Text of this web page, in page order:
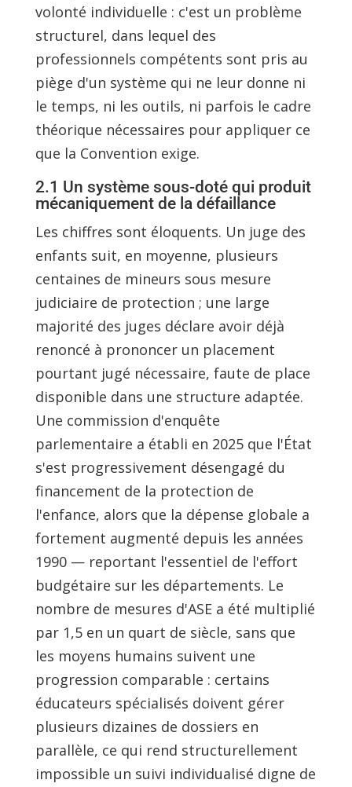
volonté individuelle : c'est un problème
structurel, dans lequel des
professionnels compétents sont pris au
piège d'un système qui ne leur donne ni
le temps, ni les outils, ni parfois le cadre
théorique nécessaires pour appliquer ce
que la Convention exige.
2.1 Un système sous-doté qui produit
mécaniquement de la défaillance
Les chiffres sont éloquents. Un juge des
enfants suit, en moyenne, plusieurs
centaines de mineurs sous mesure
judiciaire de protection ; une large
majorité des juges déclare avoir déjà
renoncé à prononcer un placement
pourtant jugé nécessaire, faute de place
disponible dans une structure adaptée.
Une commission d'enquête
parlementaire a établi en 2025 que l'État
s'est progressivement désengagé du
financement de la protection de
l'enfance, alors que la dépense globale a
fortement augmenté depuis les années
1990 — reportant l'essentiel de l'effort
budgétaire sur les départements. Le
nombre de mesures d'ASE a été multiplié
par 1,5 en un quart de siècle, sans que
les moyens humains suivent une
progression comparable : certains
éducateurs spécialisés doivent gérer
plusieurs dizaines de dossiers en
parallèle, ce qui rend structurellement
impossible un suivi individualisé digne de